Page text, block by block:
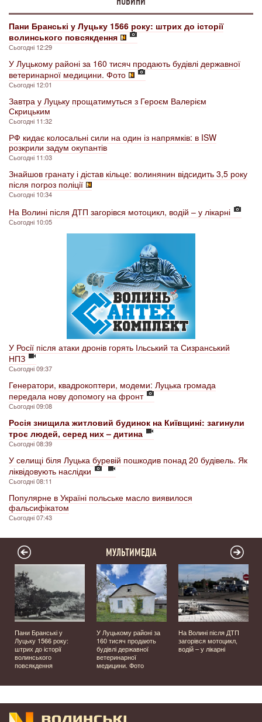
Пани Бранські у Луцьку 1566 року: штрих до історії
волинського повсякдення
Сьогодні 12:29
У Луцькому районі за 160 тисяч продають будівлі державної
ветеринарної медицини. Фото
Сьогодні 12:01
Завтра у Луцьку прощатимуться з Героєм Валерієм
Скрицьким
Сьогодні 11:32
РФ кидає колосальні сили на один із напрямків: в ISW
розкрили задум окупантів
Сьогодні 11:03
Знайшов гранату і дістав кільце: волинянин відсидить 3,5 року
після погроз поліції
Сьогодні 10:34
На Волині після ДТП загорівся мотоцикл, водій – у лікарні
Сьогодні 10:05
У Росії після атаки дронів горять Ільський та Сизранський
НПЗ
Сьогодні 09:37
Генератори, квадрокоптери, модеми: Луцька громада
передала нову допомогу на фронт
Сьогодні 09:08
Росія знищила житловий будинок на Київщині: загинули
троє людей, серед них – дитина
Сьогодні 08:39
У селищі біля Луцька буревій пошкодив понад 20 будівель. Як
ліквідовують наслідки
Сьогодні 08:11
Популярне в Україні польське масло виявилося
фальсифікатом
Сьогодні 07:43
МУЛЬТИМЕДІА
Пани Бранські у
Луцьку 1566 року:
штрих до історії
волинського
повсякдення
У Луцькому районі за
160 тисяч продають
будівлі державної
ветеринарної
медицини. Фото
На Волині після ДТП
загорівся мотоцикл,
водій – у лікарні